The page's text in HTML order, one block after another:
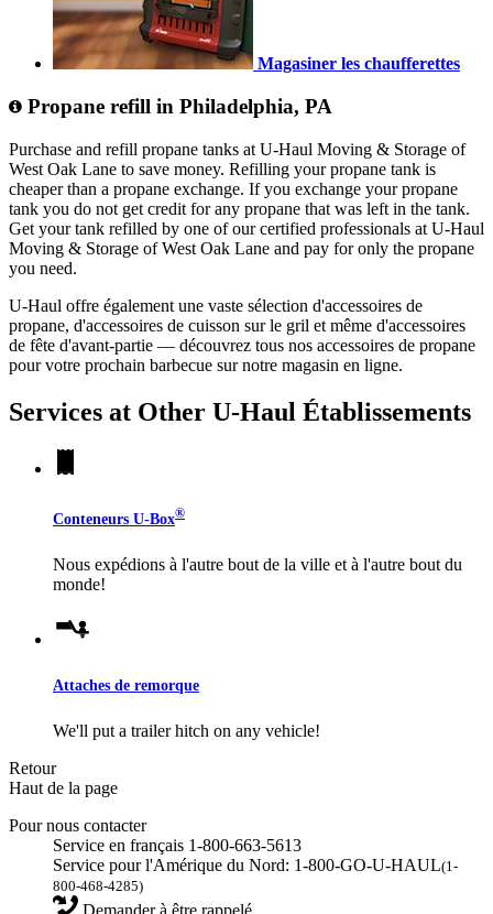
Magasiner les chaufferettes
Propane refill in Philadelphia, PA
Purchase and refill propane tanks at U-Haul Moving & Storage of
West Oak Lane to save money. Refilling your propane tank is
cheaper than a propane exchange. If you exchange your propane
tank you do not get credit for any propane that was left in the tank.
Get your tank refilled by one of our certified professionals at U-Haul
Moving & Storage of West Oak Lane and pay for only the propane
you need.
U-Haul offre également une vaste sélection d'accessoires de
propane, d'accessoires de cuisson sur le gril et même d'accessoires
de fête d'avant-partie — découvrez tous nos accessoires de propane
pour votre prochain barbecue sur notre magasin en ligne.
Services at Other U-Haul Établissements
Conteneurs U-Box®
Nous expédions à l'autre bout de la ville et à l'autre bout du
monde!
Attaches de remorque
We'll put a trailer hitch on any vehicle!
Retour
Haut de la page
Pour nous contacter
Service en français 1-800-663-5613
Service pour l'Amérique du Nord: 1-800-GO-U-HAUL(1-
800-468-4285)
Demander à être rappelé